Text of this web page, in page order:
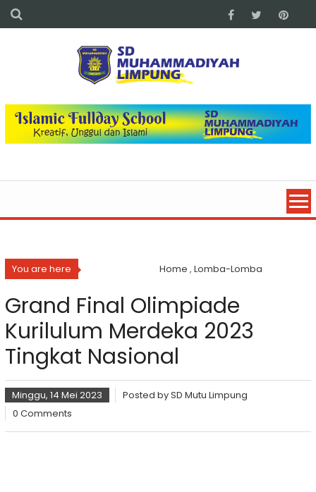
You are here Home ,Lomba-Lomba
Grand Final Olimpiade
Kurilulum Merdeka 2023
Tingkat Nasional
Minggu, 14 Mei 2023 Posted bySD Mutu Limpung
0 Comments